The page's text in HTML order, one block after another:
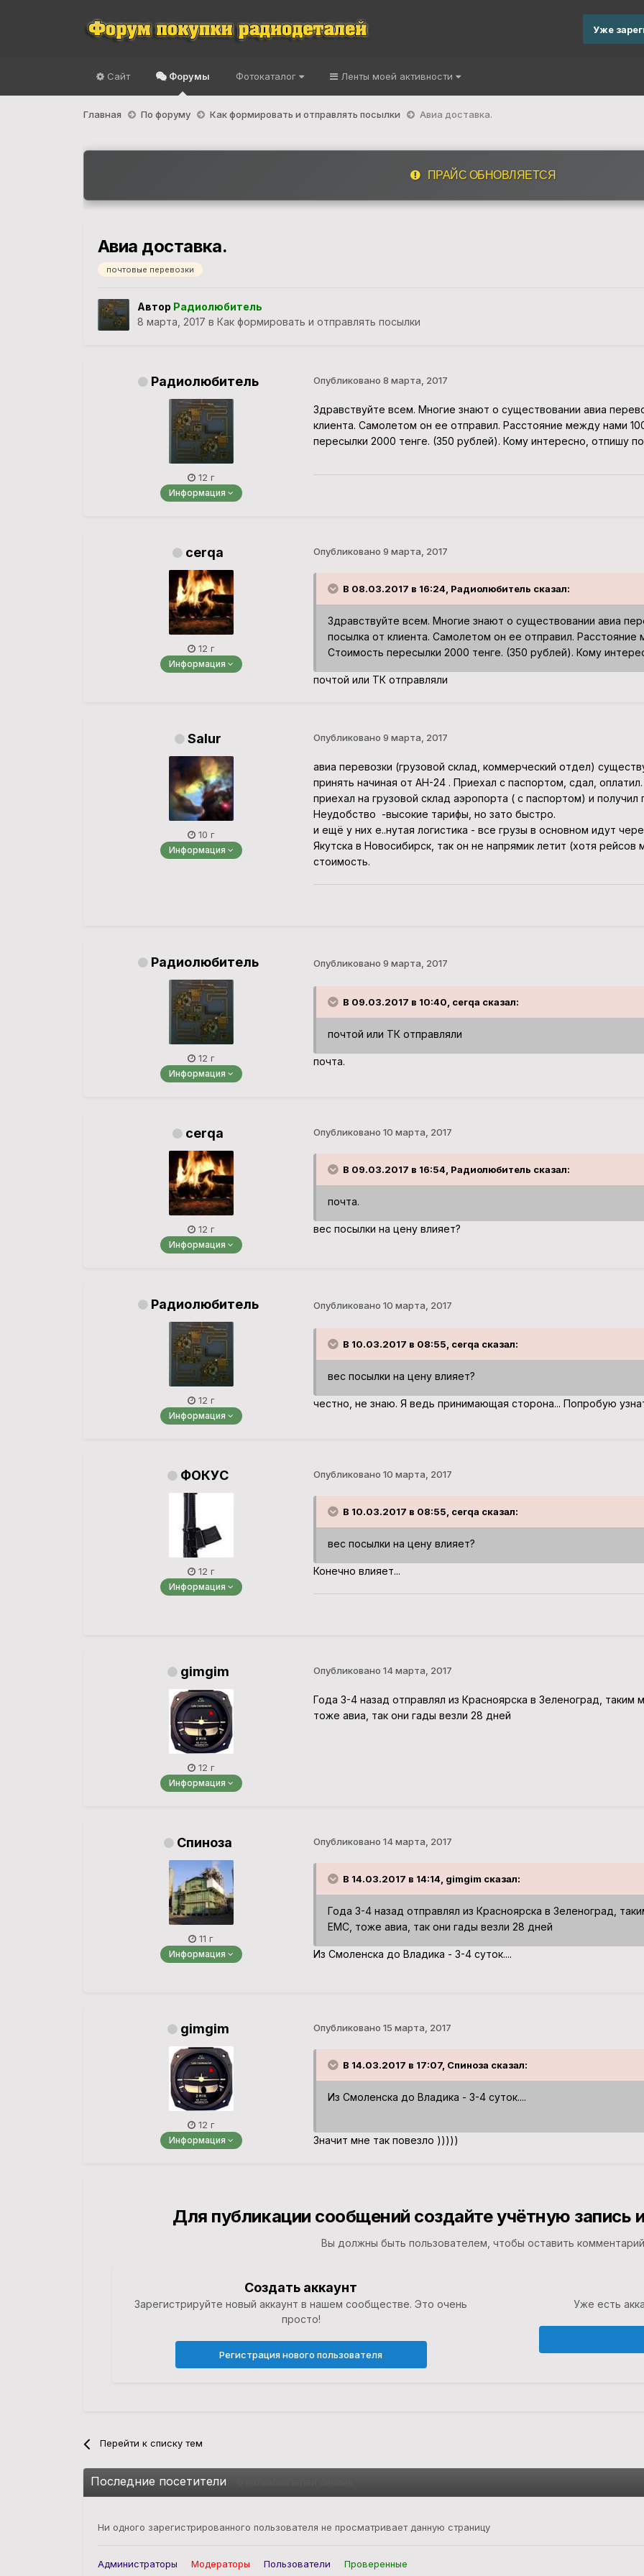
Уже
Сайт Форумы Фотокаталог Ленты моей активности
Главная По форуму Как формировать и отправлять посылки Авиа доставка.
ПРАЙС ОБНОВЛЯЕТСЯ
Авиа доставка.
почтовые перевозки
Автор Радиолюбитель
8 марта, 2017 в Как формировать и отправлять посылки
Радиолюбитель
12 г
Информация
Опубликовано 8 марта, 2017
Здравствуйте всем. Многие знают о существовании авиа
клиента. Самолетом он ее отправил. Расстояние между нами
пересылки 2000 тенге. (350 рублей). Кому интересно, отпишу
cerqa
12 г
Информация
Опубликовано 9 марта, 2017
В 08.03.2017 в 16:24, Радиолюбитель сказал:
Здравствуйте всем. Многие знают о существовании авиа
посылка от клиента. Самолетом он ее отправил.
Стоимость пересылки 2000 тенге. (350 рублей). Кому
почтой или ТК отправляли
Salur
10 г
Информация
Опубликовано 9 марта, 2017
авиа перевозки (грузовой склад, коммерческий отдел)
принять начиная от АН-24 . Приехал с паспортом, сдал,
приехал на грузовой склад аэропорта ( с паспортом) и получил
Неудобство -высокие тарифы, но зато быстро.
и ещё у них е..нутая логистика - все грузы в основном идут
Якутска в Новосибирск, так он не напрямик летит (хотя
стоимость.
Радиолюбитель
12 г
Информация
Опубликовано 9 марта, 2017
В 09.03.2017 в 10:40, cerqa сказал:
почтой или ТК отправляли
почта.
cerqa
12 г
Информация
Опубликовано 10 марта, 2017
В 09.03.2017 в 16:54, Радиолюбитель сказал:
почта.
вес посылки на цену влияет?
Радиолюбитель
12 г
Информация
Опубликовано 10 марта, 2017
В 10.03.2017 в 08:55, cerqa сказал:
вес посылки на цену влияет?
честно, не знаю. Я ведь принимающая сторона... Попробую
ФОКУС
12 г
Информация
Опубликовано 10 марта, 2017
В 10.03.2017 в 08:55, cerqa сказал:
вес посылки на цену влияет?
Конечно влияет...
gimgim
12 г
Информация
Опубликовано 14 марта, 2017
Года 3-4 назад отправлял из Красноярска в Зеленоград,
тоже авиа, так они гады везли 28 дней
Спиноза
11 г
Информация
Опубликовано 14 марта, 2017
В 14.03.2017 в 14:14, gimgim сказал:
Года 3-4 назад отправлял из Красноярска в Зеленоград,
ЕМС, тоже авиа, так они гады везли 28 дней
Из Смоленска до Владика - 3-4 суток....
gimgim
12 г
Информация
Опубликовано 15 марта, 2017
В 14.03.2017 в 17:07, Спиноза сказал:
Из Смоленска до Владика - 3-4 суток....
Значит мне так повезло )))))
Для публикации сообщений создайте учётную запись
Вы должны быть пользователем, чтобы оставить комментарий
Создать аккаунт
Зарегистрируйте новый аккаунт в нашем сообществе. Это очень
просто!
Регистрация нового пользователя
Уже есть
Перейти к списку тем
Последние посетители
Ни одного зарегистрированного пользователя не просматривает данную страницу
Администраторы Модераторы Пользователи Проверенные